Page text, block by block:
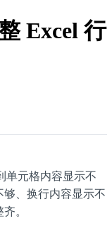
Excel 行
单元格内容显示不
、换行内容显示不
。